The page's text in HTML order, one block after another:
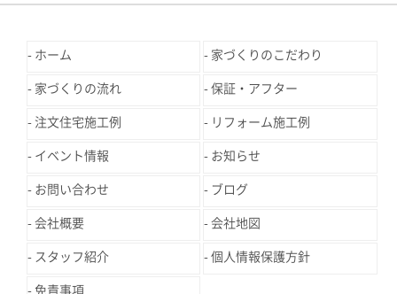
ホーム 家づくりのこだわり
家づくりの流れ 保証・アフター
注文住宅施工例 リフォーム施工例
イベント情報 お知らせ
お問い合わせ ブログ
会社概要 会社地図
スタッフ紹介 個人情報保護方針
免責事項